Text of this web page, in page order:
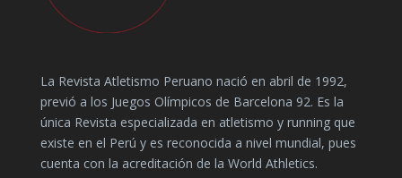
La Revista Atletismo Peruano nació en abril de 1992,
previó a los Juegos Olímpicos de Barcelona 92. Es la
única Revista especializada en atletismo y running que
existe en el Perú y es reconocida a nivel mundial, pues
cuenta con la acreditación de la World Athletics.